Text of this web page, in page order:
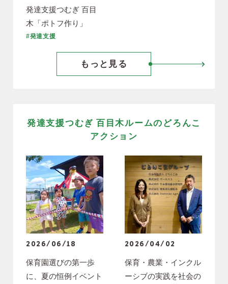
発達支援つむぎ 百目
木「ポトフ作り」
#発達支援
もっと見る
発達支援つむぎ 百目木ルームのどろんこ
アクション
2026/06/18
保育園選びの第一歩
に、夏の恒例イベント
2026/04/02
保育・農業・インクル
ーシブの実践を社会の